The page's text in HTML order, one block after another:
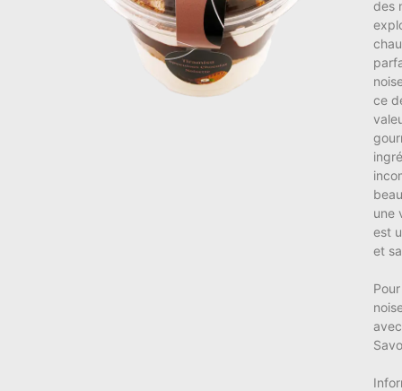
des
ce
une
est
et